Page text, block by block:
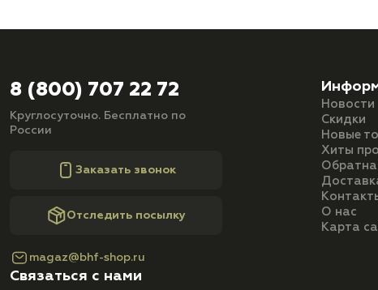
8 (800) 707 22 72
Круглосуточно. Бесплатно по
России
Заказать звонок
Отследить посылку
magaz@bhf-shop.ru
Связаться с нами
Новости
Скидки
Новые
Хиты
О нас
Карта